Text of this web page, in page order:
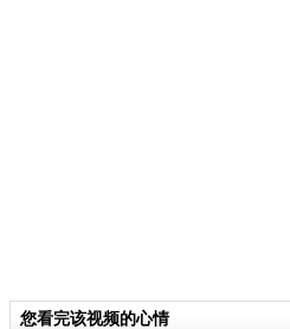
您看完该视频的心情